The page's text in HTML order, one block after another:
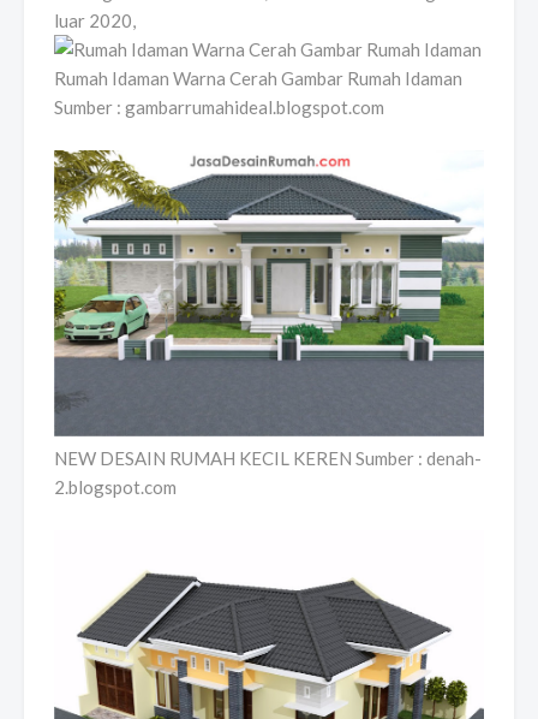
luar 2020,
Rumah Idaman Warna Cerah Gambar Rumah Idaman
Sumber : gambarrumahideal.blogspot.com
NEW DESAIN RUMAH KECIL KEREN Sumber : denah-
2.blogspot.com